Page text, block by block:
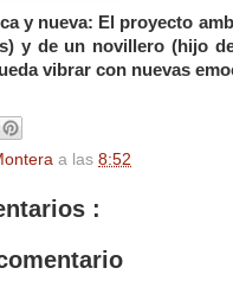
y nueva: El proyecto
y de un novillero (hijo
vibrar con nuevas
a las 8:52
: